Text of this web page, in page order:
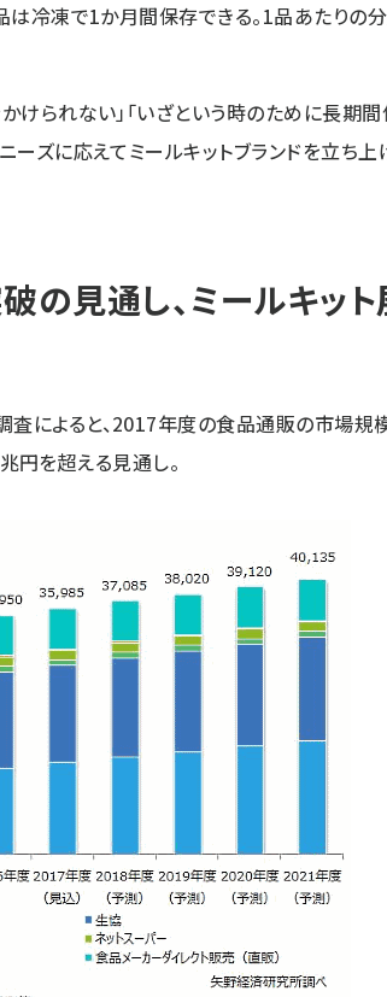
は冷凍で1か月間保存できる。1品あたりの
けられない」「いざという時のために長期
ーズに応えてミールキットブランドを立ち上
見通し、ミールキット
によると、2017年度の食品通販の市場規
円を超える見通し。